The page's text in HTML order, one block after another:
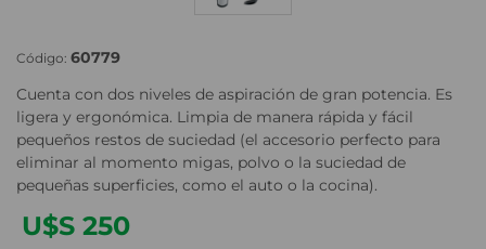
Código: 60779
Cuenta con dos niveles de aspiración de gran potencia. Es
ligera y ergonómica. Limpia de manera rápida y fácil
pequeños restos de suciedad (el accesorio perfecto para
eliminar al momento migas, polvo o la suciedad de
pequeñas superficies, como el auto o la cocina).
U$S 250